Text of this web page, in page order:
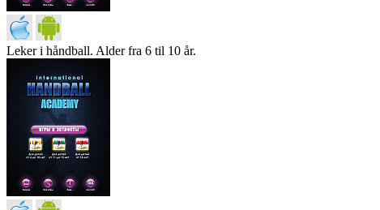
Leker i håndball. Alder fra 6 til 10 år.